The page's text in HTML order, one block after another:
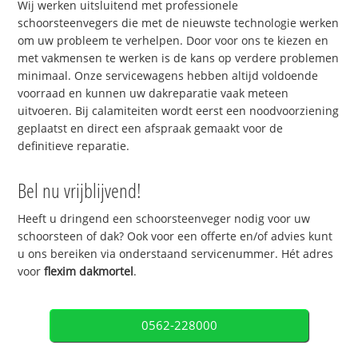
Wij werken uitsluitend met professionele
schoorsteenvegers die met de nieuwste technologie werken
om uw probleem te verhelpen. Door voor ons te kiezen en
met vakmensen te werken is de kans op verdere problemen
minimaal. Onze servicewagens hebben altijd voldoende
voorraad en kunnen uw dakreparatie vaak meteen
uitvoeren. Bij calamiteiten wordt eerst een noodvoorziening
geplaatst en direct een afspraak gemaakt voor de
definitieve reparatie.
Bel nu vrijblijvend!
Heeft u dringend een schoorsteenveger nodig voor uw
schoorsteen of dak? Ook voor een offerte en/of advies kunt
u ons bereiken via onderstaand servicenummer. Hét adres
voorflexim dakmortel.
0562-228000